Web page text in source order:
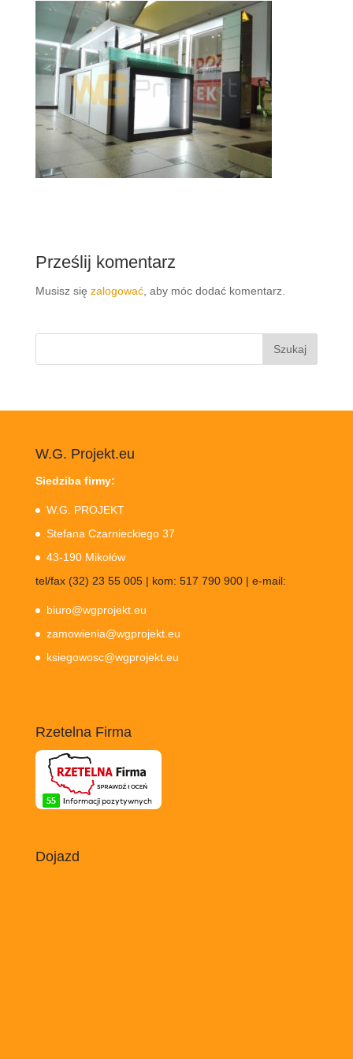
Prześlij komentarz
Musisz się zalogować, aby móc dodać komentarz.
Szukaj:
W.G. Projekt.eu
Siedziba firmy:
W.G. PROJEKT
Stefana Czarnieckiego 37
43-190 Mikołów
tel/fax (32) 23 55 005 | kom: 517 790 900 | e-mail:
biuro@wgprojekt.eu
zamowienia@wgprojekt.eu
ksiegowosc@wgprojekt.eu
Rzetelna Firma
Dojazd